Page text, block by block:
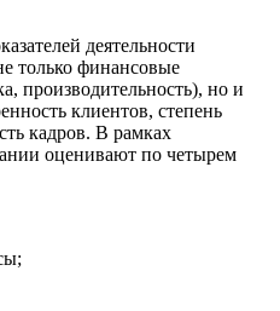
деятельности
только финансовые
производительность), но и
клиентов, степень
кадров. В рамках
оценивают по четырем